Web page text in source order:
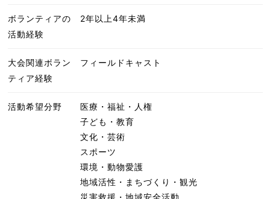
ボランティアの
活動経験
2年以上4年未満
大会関連ボラン
ティア経験
フィールドキャスト
活動希望分野
医療・福祉・人権
子ども・教育
文化・芸術
スポーツ
環境・動物愛護
地域活性・まちづくり・観光
災害救援・地域安全活動